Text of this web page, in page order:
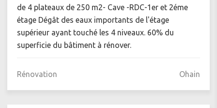
de 4 plateaux de 250 m2- Cave -RDC-1er et 2éme
étage Dégât des eaux importants de l'étage
supérieur ayant touché les 4 niveaux. 60% du
superficie du bâtiment à rénover.
Rénovation Ohain